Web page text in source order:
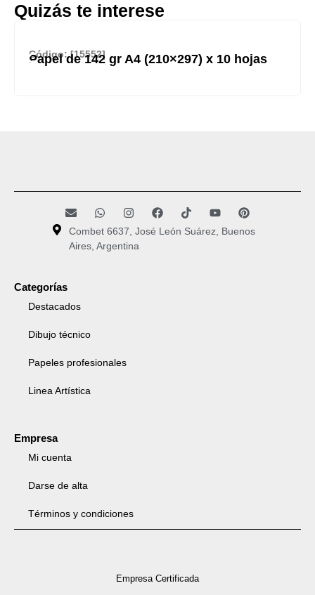
Quizás te interese
Código: [15552]
Papel de 142 gr A4 (210×297) x 10 hojas
Combet 6637, José León Suárez, Buenos
Aires, Argentina
Categorías
Destacados
Dibujo técnico
Papeles profesionales
Linea Artística
Empresa
Mi cuenta
Darse de alta
Términos y condiciones
Empresa Certificada